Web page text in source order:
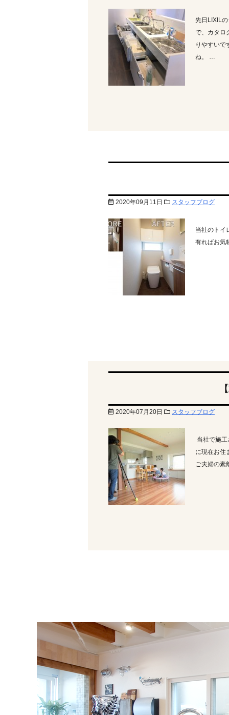
先日LIXIL
で、カタロ
りやすいで
ね。 …
2020年09月11日 スタッフブログ
当社のトイ
有ればお気
2020年07月20日 スタッフブログ
当社で施
に現在お住
ご夫婦の